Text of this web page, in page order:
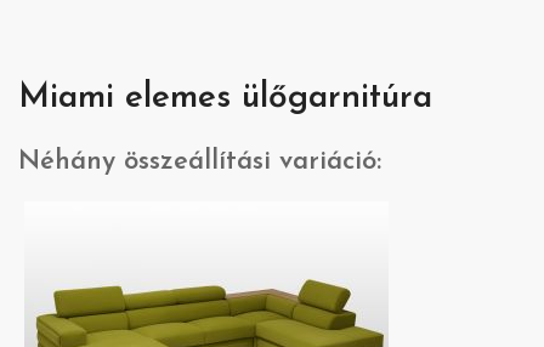
Miami elemes ülőgarnitúra
Néhány összeállítási variáció: